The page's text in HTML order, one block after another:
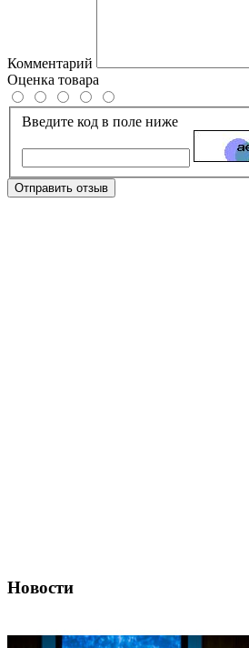
Комментарий
Оценка товара
Введите код в поле ниже
Отправить отзыв
Новости